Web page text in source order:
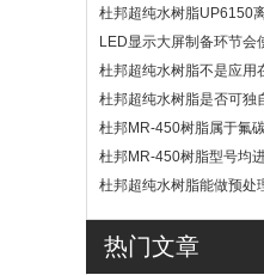
物吗？
杜邦超纯水树脂UP6150
高吗？
LED显示大屏制备环节会
邦UP6040树脂吗？
杜邦超纯水树脂不是应用
景
杜邦超纯水树脂是否可独
杜邦MR-450树脂属于氟
杜邦MR-450树脂型号均
换树脂
杜邦超纯水树脂能做预处
热门文章